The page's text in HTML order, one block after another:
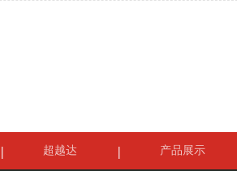
超越达 产品展示